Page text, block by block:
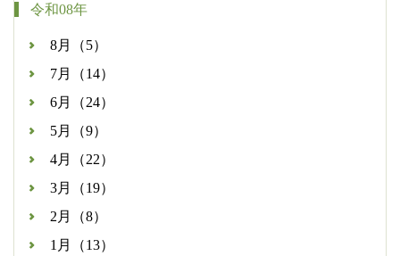
令和08年
8月（5）
7月（14）
6月（24）
5月（9）
4月（22）
3月（19）
2月（8）
1月（13）